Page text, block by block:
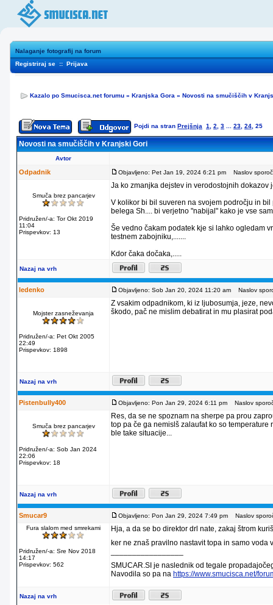
Nalaganje fotografij na forum
Registriraj se :: Prijava
Kazalo po Smucisca.net forumu » Kranjska Gora » Novosti na smučiščih v
Pojdi na stran Prejšnja 1 2 3 23 24 25
Novosti na smučiščih v Kranjski Gori
Avtor
Odpadnik Objavljeno: Pet Jan 19, 2024 6:21 pm Naslov
Smuča brez pancarjev
Pridružen/-a: Tor Okt 2019
11:04
Prispevkov: 13
Ja ko zmanjka dejstev in verodostojnih
V kolikor bi bil suveren na svojem področju in
belega Sh.... bi verjetno "nabijal" kako je vse
Še vedno čakam podatek kje si lahko ogledam
testnem zabojniku,.......
Kdor čaka dočaka,.....
Nazaj na vrh
ledenko Objavljeno: Sob Jan 20, 2024 11:20 am Naslov
Mojster zasneževanja
Pridružen/-a: Pet Okt 2005
22:49
Prispevkov: 1898
Z vsakim odpadnikom, ki iz ljubosumja, jeze,
škodo, pač ne mislim debatirat in mu plasirat
Nazaj na vrh
Pistenbully400 Objavljeno: Pon Jan 29, 2024 6:11 pm Naslov
Smuča brez pancarjev
Pridružen/-a: Sob Jan 2024
22:06
Prispevkov: 18
Res, da se ne spoznam na sherpe pa prou
top pa če ga nemislš zalaufat ko so
ble take situacije...
Nazaj na vrh
Smucar9 Objavljeno: Pon Jan 29, 2024 7:49 pm
Naslov
Fura slalom med smrekami
Pridružen/-a: Sre Nov 2018
14:17
Prispevkov: 562
Hja, a da se bo direktor drl nate, zakaj štrom
ker ne znaš pravilno nastavit topa in samo voda
SMUCAR.SI je naslednik od tegale
Navodila so pa na https://www.smucisca.net/
Nazaj na vrh